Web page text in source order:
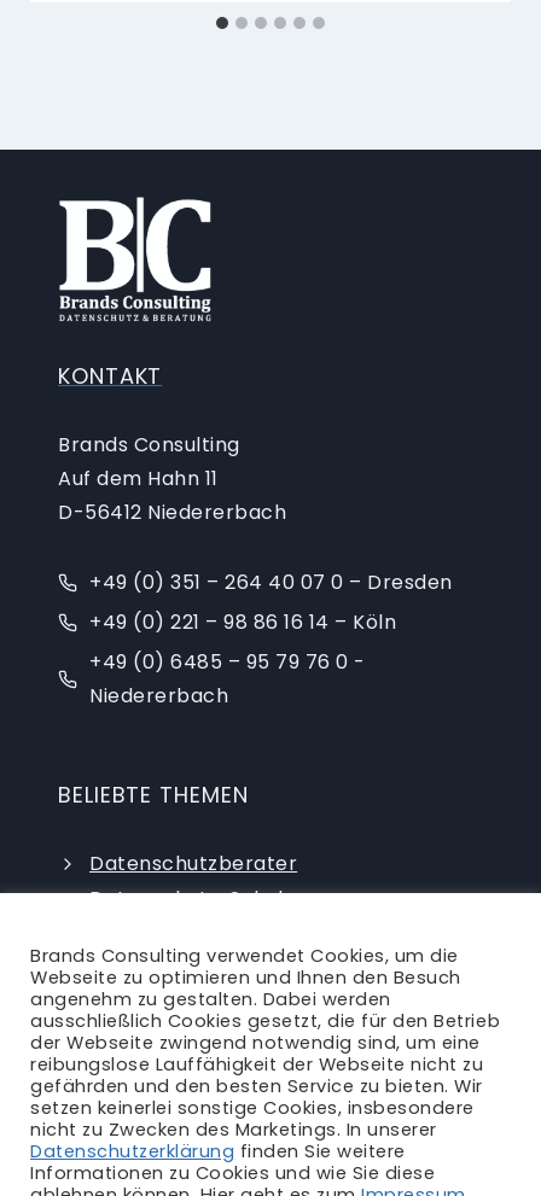
KONTAKT
Brands Consulting
Auf dem Hahn 11
D-56412 Niedererbach
+49 (0) 351 – 264 40 07 0 – Dresden
+49 (0) 221 – 98 86 16 14 – Köln
+49 (0) 6485 – 95 79 76 0 -
Niedererbach
BELIEBTE THEMEN
Datenschutzberater
Datenschutz-Schulungen
externer Datenschutzbeauftragter
Ansprechpartner| Blog| Karriere|
Impressum|Datenschutzerklärung|AGB
Brands Consulting verwendet Cookies, um die
Webseite zu optimieren und Ihnen den Besuch
angenehm zu gestalten. Dabei werden
ausschließlich Cookies gesetzt, die für den Betrieb
der Webseite zwingend notwendig sind, um eine
reibungslose Lauffähigkeit der Webseite nicht zu
gefährden und den besten Service zu bieten. Wir
setzen keinerlei sonstige Cookies, insbesondere
nicht zu Zwecken des Marketings. In unserer
Datenschutzerklärung finden Sie weitere
Informationen zu Cookies und wie Sie diese